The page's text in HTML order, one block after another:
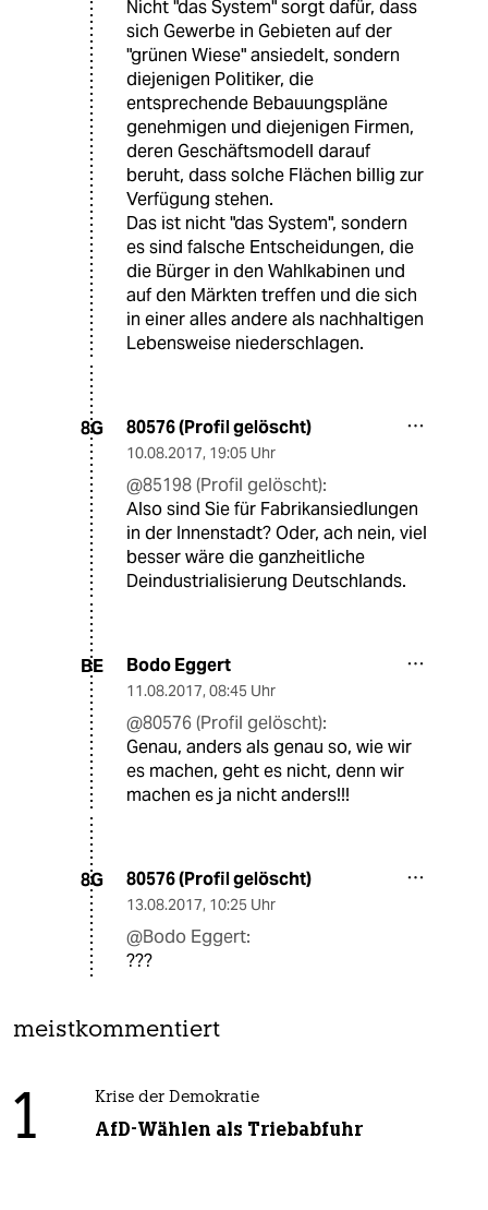
Nicht "das System" sorgt dafür, dass
sich Gewerbe in Gebieten auf der
"grünen Wiese" ansiedelt, sondern
diejenigen Politiker, die
entsprechende Bebauungspläne
genehmigen und diejenigen Firmen,
deren Geschäftsmodell darauf
beruht, dass solche Flächen billig zur
Verfügung stehen.
Das ist nicht "das System", sondern
es sind falsche Entscheidungen, die
die Bürger in den Wahlkabinen und
auf den Märkten treffen und die sich
in einer alles andere als nachhaltigen
Lebensweise niederschlagen.
8G 80576 (Profil gelöscht)
10.08.2017, 19:05 Uhr
@85198 (Profil gelöscht):
Also sind Sie für Fabrikansiedlungen
in der Innenstadt? Oder, ach nein, viel
besser wäre die ganzheitliche
Deindustrialisierung Deutschlands.
BE Bodo Eggert
11.08.2017, 08:45 Uhr
@80576 (Profil gelöscht):
Genau, anders als genau so, wie wir
es machen, geht es nicht, denn wir
machen es ja nicht anders!!!
8G 80576 (Profil gelöscht)
13.08.2017, 10:25 Uhr
@Bodo Eggert:
???
meistkommentiert
1 Krise der Demokratie
AfD-Wählen als Triebabfuhr